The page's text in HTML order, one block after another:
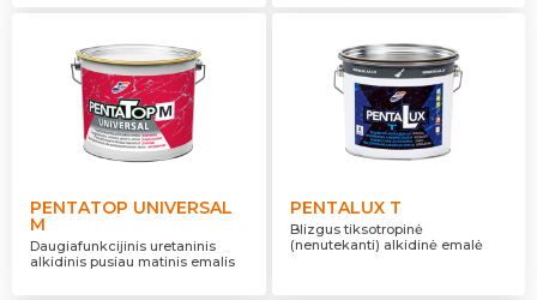
PENTATOP UNIVERSAL
M
Daugiafunkcijinis uretaninis
alkidinis pusiau matinis emalis
PENTALUX T
Blizgus tiksotropinė
(nenutekanti) alkidinė emalė